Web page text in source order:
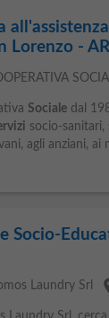
Lorenzo -
Socialedal
socio-
agli anziani,
Socio-
Laundry Srl